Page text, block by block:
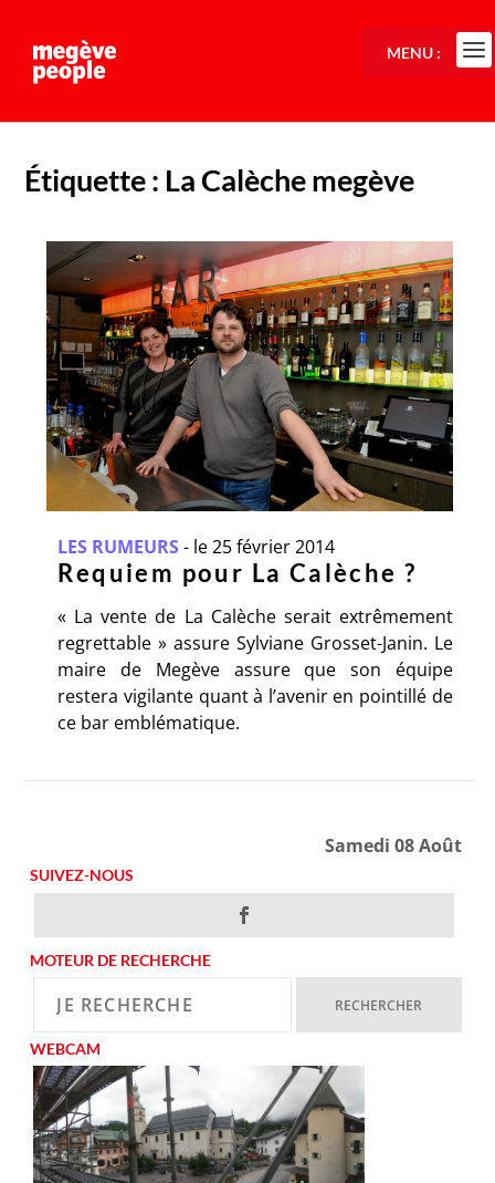
Étiquette : La Calèche megève
LES RUMEURS- le 25 février 2014
Requiem pour La Calèche ?
« La vente de La Calèche serait extrêmement
regrettable » assure Sylviane Grosset-Janin. Le
maire de Megève assure que son équipe
restera vigilante quant à l’avenir en pointillé de
ce bar emblématique.
Samedi 08 Août
SUIVEZ-NOUS
MOTEUR DE RECHERCHE
WEBCAM
MENU :